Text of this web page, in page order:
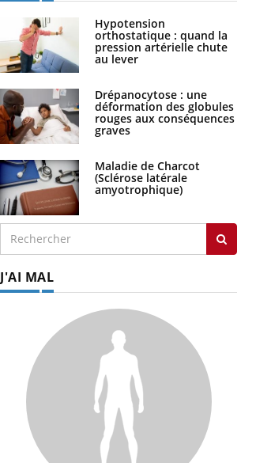
Hypotension
orthostatique : quand la
pression artérielle chute
au lever
Drépanocytose : une
déformation des globules
rouges aux conséquences
graves
Maladie de Charcot
(Sclérose latérale
amyotrophique)
J'AI MAL